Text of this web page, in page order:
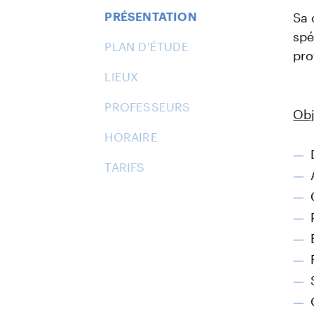
PRÉSENTATION
PLAN D'ÉTUDE
LIEUX
PROFESSEURS
HORAIRE
TARIFS
Sa